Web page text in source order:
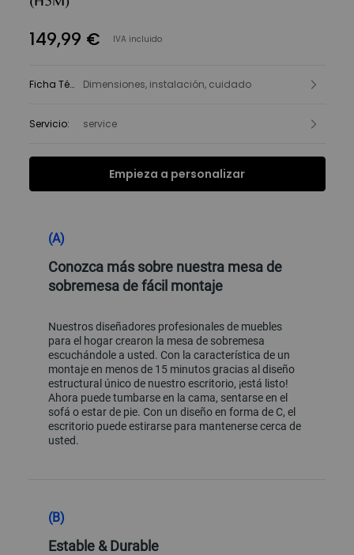
149,99 € IVA incluido
Ficha Técnica :
Dimensiones, instalación, cuidado
Servicio: service
Empieza a personalizar
Ficha Técnica
(A)
Conozca más sobre nuestra mesa de
sobremesa de fácil montaje
Nuestros diseñadores profesionales de muebles
para el hogar crearon la mesa de sobremesa
escuchándole a usted. Con la característica de un
montaje en menos de 15 minutos gracias al diseño
estructural único de nuestro escritorio, ¡está listo!
Ahora puede tumbarse en la cama, sentarse en el
sofá o estar de pie. Con un diseño en forma de C, el
escritorio puede estirarse para mantenerse cerca de
usted.
(B)
Estable & Durable